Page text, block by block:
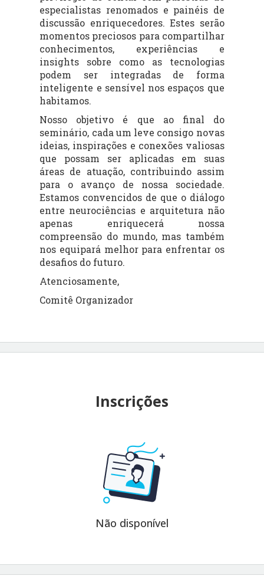
especialistas renomados e painéis de
discussão enriquecedores. Estes serão
momentos preciosos para compartilhar
conhecimentos, experiências e
insights sobre como as tecnologias
podem ser integradas de forma
inteligente e sensível nos espaços que
habitamos.
Nosso objetivo é que ao final do
seminário, cada um leve consigo novas
ideias, inspirações e conexões valiosas
que possam ser aplicadas em suas
áreas de atuação, contribuindo assim
para o avanço de nossa sociedade.
Estamos convencidos de que o diálogo
entre neurociências e arquitetura não
apenas enriquecerá nossa
compreensão do mundo, mas também
nos equipará melhor para enfrentar os
desafios do futuro.
Atenciosamente,
Comitê Organizador
Inscrições
Não disponível